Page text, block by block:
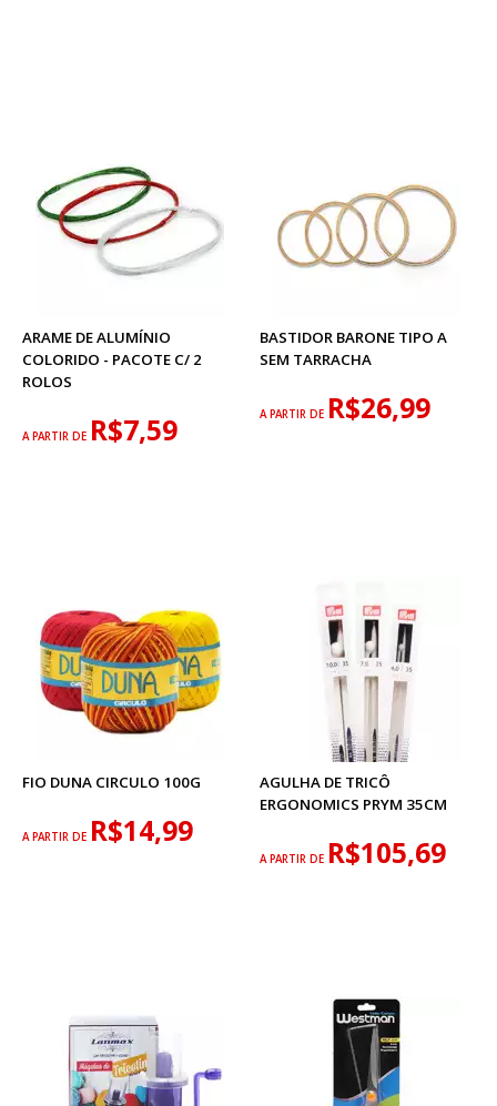
ARAME DE ALUMÍNIO
COLORIDO - PACOTE C/ 2
ROLOS
A PARTIR DE R$7,59
BASTIDOR BARONE TIPO A
SEM TARRACHA
A PARTIR DE R$26,99
FIO DUNA CIRCULO 100G
A PARTIR DE R$14,99
AGULHA DE TRICÔ
ERGONOMICS PRYM 35CM
A PARTIR DE R$105,69